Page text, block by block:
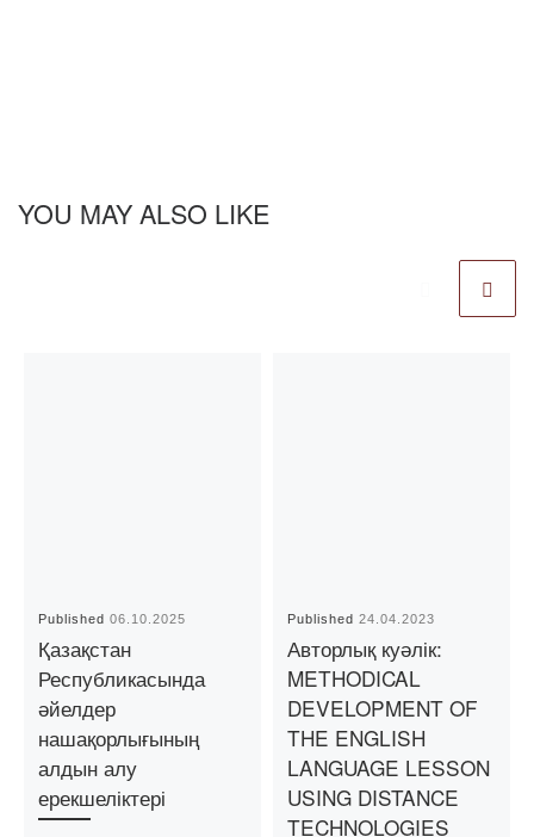
YOU MAY ALSO LIKE
Published06.10.2025
Қазақстан
Республикасында
әйелдер
нашақорлығының
алдын алу
ерекшеліктері
Published24.04.2023
Авторлық куәлік:
METHODICAL
DEVELOPMENT OF
THE ENGLISH
LANGUAGE LESSON
USING DISTANCE
TECHNOLOGIES